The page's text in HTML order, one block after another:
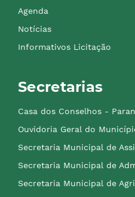
Agenda
Notícias
Informativos Licitação
Secretarias
Casa dos Conselhos -
Ouvidoria Geral do
Secretaria Municipal de
Secretaria Municipal de
Secretaria Municipal de